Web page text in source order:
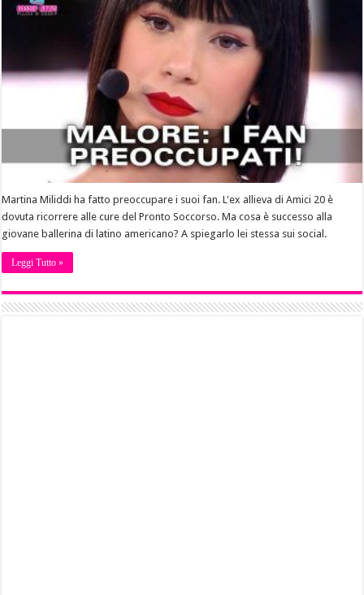
Martina Miliddi ha fatto preoccupare i suoi fan. L'ex allieva di Amici 20 è
dovuta ricorrere alle cure del Pronto Soccorso. Ma cosa è successo alla
giovane ballerina di latino americano? A spiegarlo lei stessa sui social.
Leggi Tutto »